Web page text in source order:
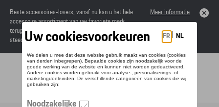
Beste accessoires-lovers, vanaf nu kan u het hele
accessoire assortiment van uw favoriete merk
terugvinden in de online catalogus. Deze kunnen
steeds besteld worden via uw dealer.
Meer informatie
Toggle navigation